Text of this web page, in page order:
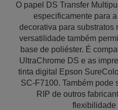
O papel DS Transfer
especificamente para
decorativa para substratos
versatilidade também
base de poliéster. É
UltraChrome DS e as
tinta digital Epson
SC-F7100. Também pode
RIP de outros
flexibilidade